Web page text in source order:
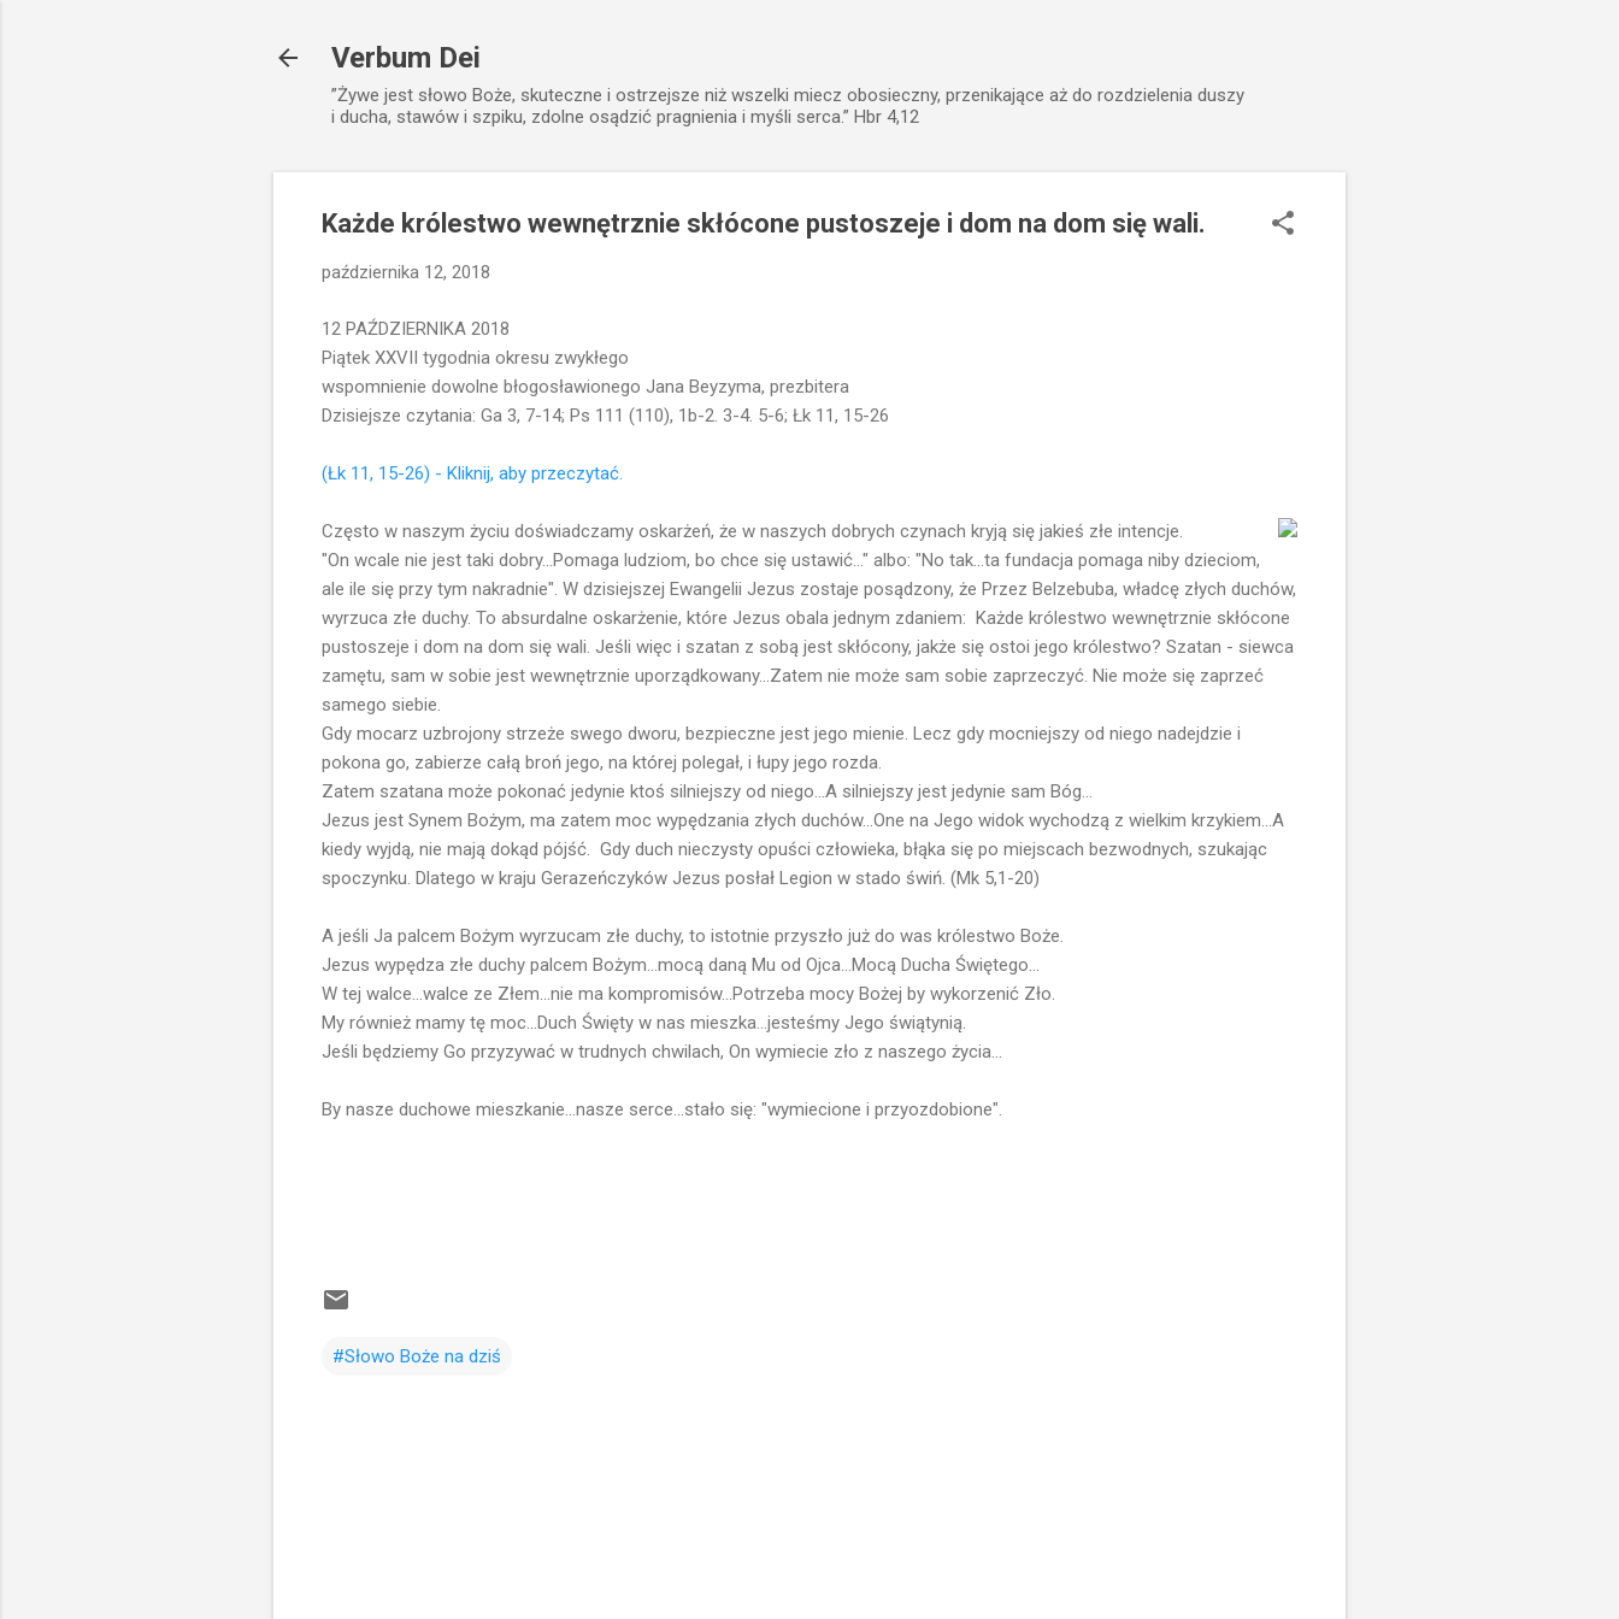
Verbum Dei
”Żywe jest słowo Boże, skuteczne i ostrzejsze niż wszelki miecz obosieczny, przenikające aż do rozdzielenia duszy
i ducha, stawów i szpiku, zdolne osądzić pragnienia i myśli serca.” Hbr 4,12
Każde królestwo wewnętrznie skłócone pustoszeje i dom na dom się wali.
października 12, 2018
12 PAŹDZIERNIKA 2018
Piątek XXVII tygodnia okresu zwykłego
wspomnienie dowolne błogosławionego Jana Beyzyma, prezbitera
Dzisiejsze czytania: Ga 3, 7-14; Ps 111 (110), 1b-2. 3-4. 5-6; Łk 11, 15-26
(Łk 11, 15-26) - Kliknij, aby przeczytać.
Często w naszym życiu doświadczamy oskarżeń, że w naszych dobrych czynach kryją się jakieś złe intencje.
"On wcale nie jest taki dobry...Pomaga ludziom, bo chce się ustawić..." albo: "No tak...ta fundacja pomaga niby dzieciom,
ale ile się przy tym nakradnie". W dzisiejszej Ewangelii Jezus zostaje posądzony, że Przez Belzebuba, władcę złych duchów,
wyrzuca złe duchy. To absurdalne oskarżenie, które Jezus obala jednym zdaniem: Każde królestwo wewnętrznie skłócone
pustoszeje i dom na dom się wali. Jeśli więc i szatan z sobą jest skłócony, jakże się ostoi jego królestwo? Szatan - siewca
zamętu, sam w sobie jest wewnętrznie uporządkowany...Zatem nie może sam sobie zaprzeczyć. Nie może się zaprzeć
samego siebie.
Gdy mocarz uzbrojony strzeże swego dworu, bezpieczne jest jego mienie. Lecz gdy mocniejszy od niego nadejdzie i
pokona go, zabierze całą broń jego, na której polegał, i łupy jego rozda.
Zatem szatana może pokonać jedynie ktoś silniejszy od niego...A silniejszy jest jedynie sam Bóg...
Jezus jest Synem Bożym, ma zatem moc wypędzania złych duchów...One na Jego widok wychodzą z wielkim krzykiem...A
kiedy wyjdą, nie mają dokąd pójść. Gdy duch nieczysty opuści człowieka, błąka się po miejscach bezwodnych, szukając
spoczynku. Dlatego w kraju Gerazeńczyków Jezus posłał Legion w stado świń. (Mk 5,1-20)
A jeśli Ja palcem Bożym wyrzucam złe duchy, to istotnie przyszło już do was królestwo Boże.
Jezus wypędza złe duchy palcem Bożym...mocą daną Mu od Ojca...Mocą Ducha Świętego...
W tej walce...walce ze Złem...nie ma kompromisów...Potrzeba mocy Bożej by wykorzenić Zło.
My również mamy tę moc...Duch Święty w nas mieszka...jesteśmy Jego świątynią.
Jeśli będziemy Go przyzywać w trudnych chwilach, On wymiecie zło z naszego życia...
By nasze duchowe mieszkanie...nasze serce...stało się: "wymiecione i przyozdobione".
#Słowo Boże na dziś